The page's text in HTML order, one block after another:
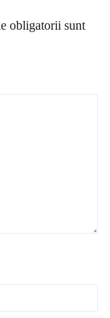
obligatorii sunt